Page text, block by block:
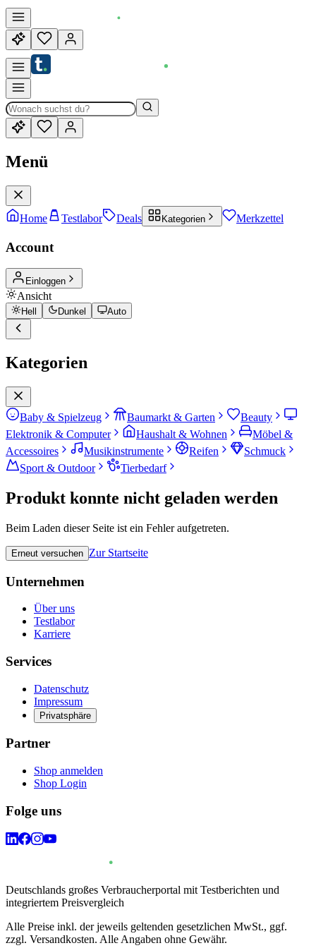
Menü
Home Testlabor Deals Kategorien Merkzettel
Account
Einloggen
Ansicht
Hell Dunkel Auto
Kategorien
Baby & Spielzeug Baumarkt & Garten
Beauty
Elektronik & Computer
Haushalt & Wohnen
Möbel &
Accessoires
Musikinstrumente Reifen
Schmuck
Sport & Outdoor
Tierbedarf
Produkt konnte nicht geladen werden
Beim Laden dieser Seite ist ein Fehler aufgetreten.
Erneut versuchen Zur Startseite
Unternehmen
Über uns
Testlabor
Karriere
Services
Datenschutz
Impressum
Privatsphäre
Partner
Shop anmelden
Shop Login
Folge uns
Deutschlands großes Verbraucherportal mit Testberichten und
integriertem Preisvergleich
Alle Preise inkl. der jeweils geltenden gesetzlichen MwSt., ggf.
zzgl. Versandkosten. Alle Angaben ohne Gewähr.